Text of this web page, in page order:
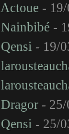
Actoue -
Nainbibé -
Qensi - 19/
Dragor -
Qensi - 25/